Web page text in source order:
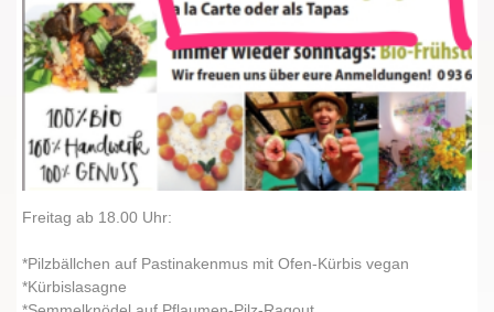
Freitag ab 18.00 Uhr:
*Pilzbällchen auf Pastinakenmus mit Ofen-Kürbis vegan
*Kürbislasagne